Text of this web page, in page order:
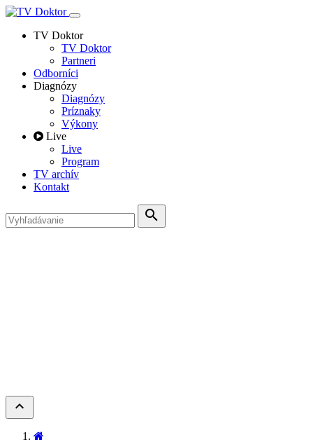
TV Doktor
TV Doktor
Partneri
Odborníci
Diagnózy
Diagnózy
Príznaky
Výkony
Live
Live
Program
TV archív
Kontakt
search
keyboard_arrow_up